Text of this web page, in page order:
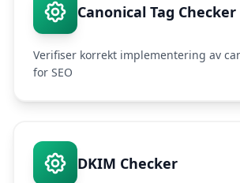
Canonical Tag Checker
Verifiser korrekt implementering av
for SEO
DKIM Checker